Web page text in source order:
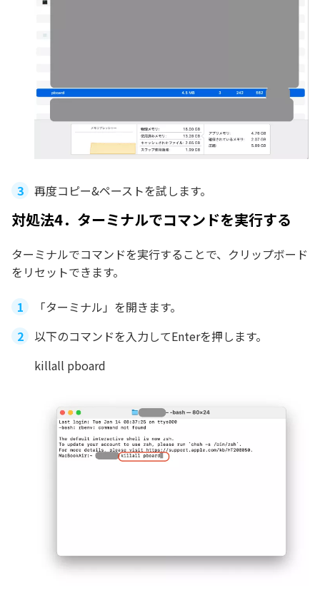
再度コピー&ペーストを試します。
対処法4．ターミナルでコマンドを実行する
ターミナルでコマンドを実行することで、クリップボード
をリセットできます。
「ターミナル」を開きます。
以下のコマンドを入力してEnterを押します。
killall pboard